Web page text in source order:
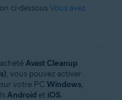
ci-dessous Vous avez
Avast Cleanup
, vous pouvez activer
votre PC Windows,
Android et iOS.